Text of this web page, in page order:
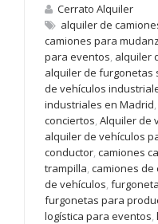
Cerrato Alquiler
alquiler de
camiones para
para eventos, alquiler
alquiler de furgonetas
de vehículos
industriales en Madrid,
conciertos, Alquiler de
alquiler de vehículos
conductor, camiones
trampilla, camiones de
de vehículos,
furgonetas para
logística para eventos,